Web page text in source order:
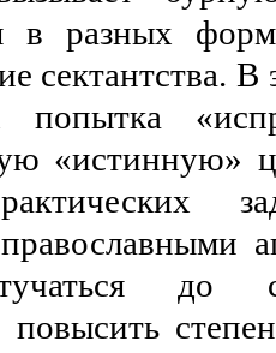
в разных
сектантства.
попытка
«истинную»
до
повысить